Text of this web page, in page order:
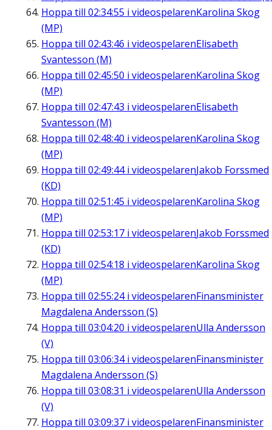
Hoppa till 02:34:55 i videospelarenKarolina Skog
(MP)
Hoppa till 02:43:46 i videospelarenElisabeth
Svantesson (M)
Hoppa till 02:45:50 i videospelarenKarolina Skog
(MP)
Hoppa till 02:47:43 i videospelarenElisabeth
Svantesson (M)
Hoppa till 02:48:40 i videospelarenKarolina Skog
(MP)
Hoppa till 02:49:44i videospelarenJakob Forssmed
(KD)
Hoppa till 02:51:45 i videospelarenKarolina Skog
(MP)
Hoppa till 02:53:17 i videospelarenJakob Forssmed
(KD)
Hoppa till 02:54:18 i videospelarenKarolina Skog
(MP)
Hoppa till 02:55:24i videospelarenFinansminister
Magdalena Andersson (S)
Hoppa till 03:04:20 i videospelarenUlla Andersson
(V)
Hoppa till 03:06:34i videospelarenFinansminister
Magdalena Andersson (S)
Hoppa till 03:08:31 i videospelarenUlla Andersson
(V)
Hoppa till 03:09:37 i videospelarenFinansminister